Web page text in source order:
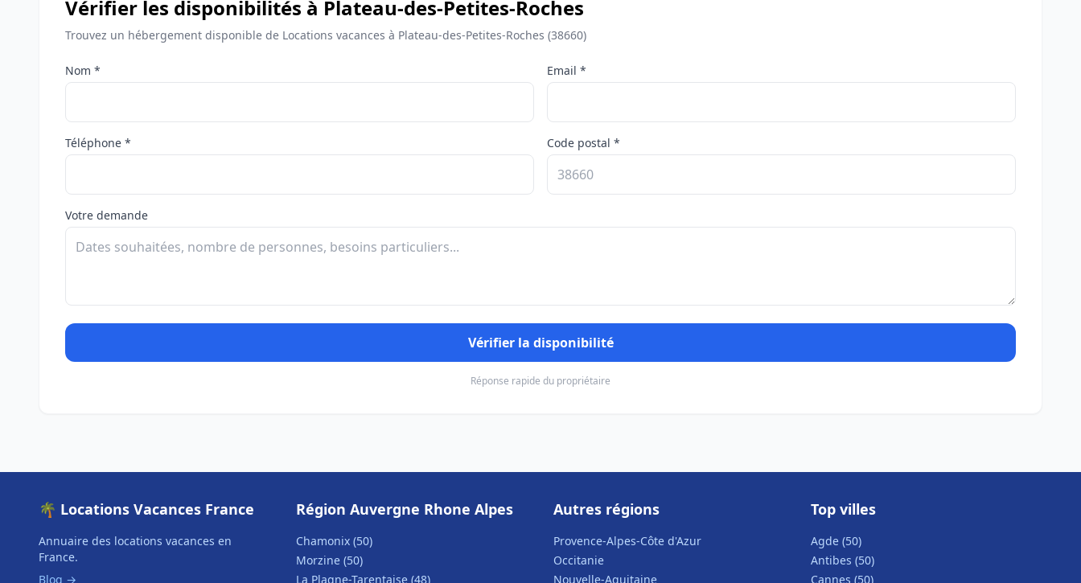
Vérifier les disponibilités à Plateau-des-Petites-Roches
Trouvez un hébergement disponible de Locations vacances à Plateau-des-Petites-Roches (38660)
Nom * Email *
Téléphone * Code postal *
Votre demande
Vérifier la disponibilité
Réponse rapide du propriétaire
🌴 Locations Vacances France
Annuaire des locations vacances en
France.
Blog →
Région Auvergne Rhone Alpes
Chamonix (50)
Morzine (50)
La Plagne-Tarentaise (48)
Autres régions
Provence-Alpes-Côte d'Azur
Occitanie
Nouvelle-Aquitaine
Top villes
Agde (50)
Antibes (50)
Cannes (50)